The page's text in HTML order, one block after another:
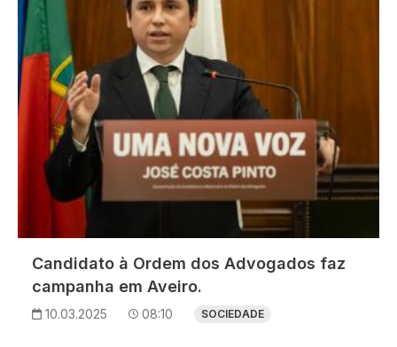
Candidato à Ordem dos Advogados faz
campanha em Aveiro.
10.03.2025 08:10 SOCIEDADE